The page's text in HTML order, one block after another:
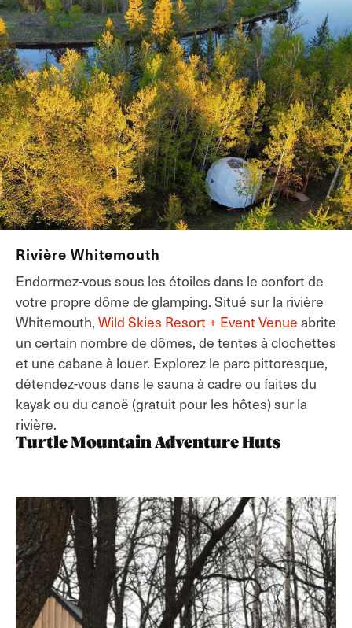
Rivière Whitemouth
Endormez-vous sous les étoiles dans le confort de
votre propre dôme de glamping. Situé sur la rivière
Whitemouth,Wild Skies Resort + Event Venueabrite
un certain nombre de dômes, de tentes à clochettes
et une cabane à louer. Explorez le parc pittoresque,
détendez-vous dans le sauna à cadre ou faites du
kayak ou du canoë (gratuit pour les hôtes) sur la
rivière.
Turtle Mountain Adventure Huts